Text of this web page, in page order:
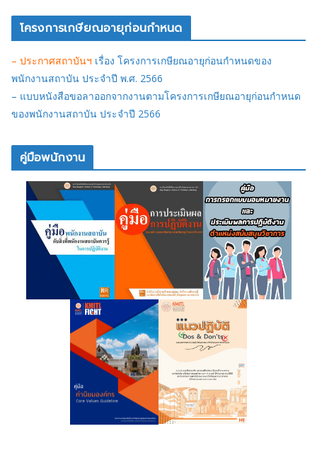
โครงการเกษียณอายุก่อนกำหนด
– ประกาศสถาบันฯ เรื่อง โครงการเกษียณอายุก่อนกำหนดของ
พนักงานสถาบัน ประจำปี พ.ศ. 2566
– แบบหนังสือขอลาออกจากงานตามโครงการเกษียณอายุก่อนกำหนด
ของพนักงานสถาบัน ประจำปี 2566
คู่มือพนักงาน